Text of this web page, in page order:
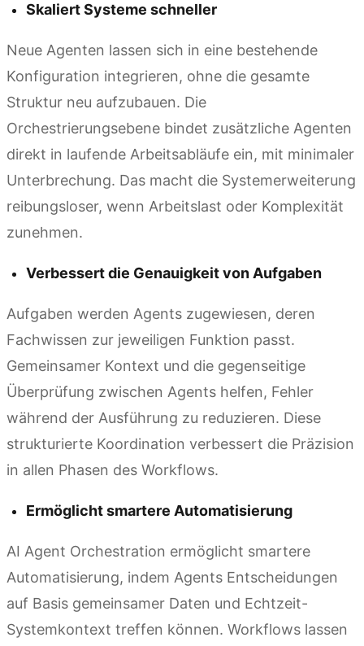
Skaliert Systeme schneller
Neue Agenten lassen sich in eine bestehende
Konfiguration integrieren, ohne die gesamte
Struktur neu aufzubauen. Die
Orchestrierungsebene bindet zusätzliche Agenten
direkt in laufende Arbeitsabläufe ein, mit minimaler
Unterbrechung. Das macht die Systemerweiterung
reibungsloser, wenn Arbeitslast oder Komplexität
zunehmen.
Verbessert die Genauigkeit von Aufgaben
Aufgaben werden Agents zugewiesen, deren
Fachwissen zur jeweiligen Funktion passt.
Gemeinsamer Kontext und die gegenseitige
Überprüfung zwischen Agents helfen, Fehler
während der Ausführung zu reduzieren. Diese
strukturierte Koordination verbessert die Präzision
in allen Phasen des Workflows.
Ermöglicht smartere Automatisierung
AI Agent Orchestration ermöglicht smartere
Automatisierung, indem Agents Entscheidungen
auf Basis gemeinsamer Daten und Echtzeit-
Systemkontext treffen können. Workflows lassen